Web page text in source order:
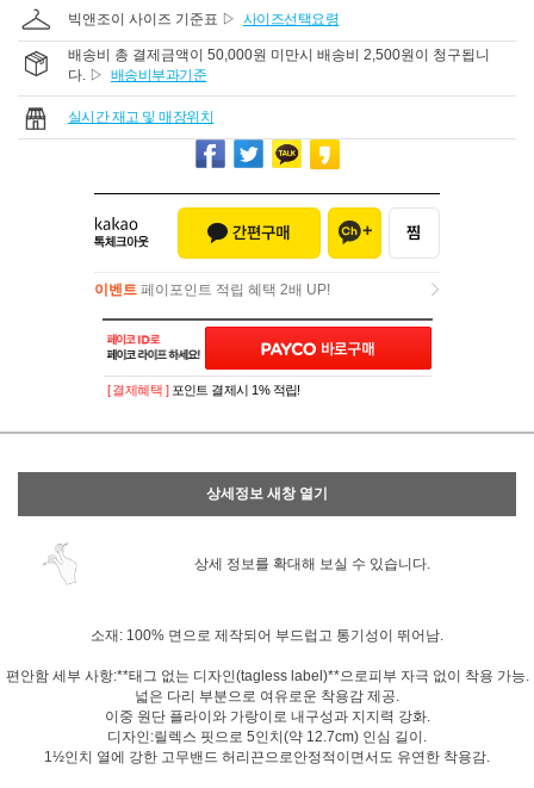
빅앤조이 사이즈 기준표 ▷ 사이즈선택요령
배송비 총 결제금액이 50,000원 미만시 배송비 2,500원이 청구됩니
다. ▷ 배송비부과기준
실시간 재고 및 매장위치
이벤트 페이포인트 적립 혜택 2배 UP!
이벤트페이포인트 적립 혜택 2배 UP!
[ 결제혜택 ] 포인트 결제시 1% 적립!
상세정보 새창 열기
상세 정보를 확대해 보실 수 있습니다.
소재: 100% 면으로 제작되어 부드럽고 통기성이 뛰어남.
편안함 세부 사항:**태그 없는 디자인(tagless label)**으로피부 자극 없이 착용 가능.
넓은 다리 부분으로 여유로운 착용감 제공.
이중 원단 플라이와 가랑이로 내구성과 지지력 강화.
디자인:릴렉스 핏으로 5인치(약 12.7cm) 인심 길이.
1½인치 열에 강한 고무밴드 허리끈으로안정적이면서도 유연한 착용감.